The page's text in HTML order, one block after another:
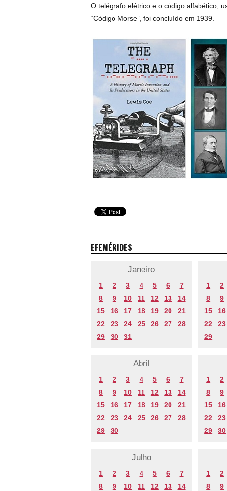
O telégrafo elétrico e o código alfabético,
“Código Morse”, foi concluído em 1939.
EFEMÉRIDES
Janeiro
1 2 3 4 5 6
7
8
9 10 11 12 13
14
15
16 17 18 19 20
21
22
23 24 25 26 27
28
29
30 31
1 2
8
9
15
16
22
23
29
Abril
1 2 3 4 5 6
7
8
9 10 11 12 13
14
15
16 17 18 19 20
21
22
23 24 25 26 27
28
29
30
1 2
8
9
15
16
22
23
29
30
Julho
1 2 3 4 5 6
7
8
9 10 11 12 13
14
1 2
8
9